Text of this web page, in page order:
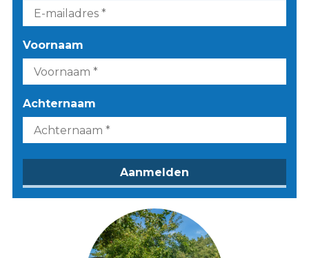
Voornaam
Achternaam